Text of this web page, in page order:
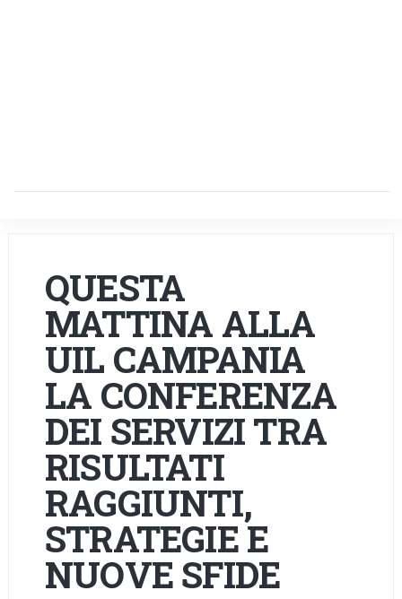
QUESTA
MATTINA ALLA
UIL CAMPANIA
LA CONFERENZA
DEI SERVIZI TRA
RISULTATI
RAGGIUNTI,
STRATEGIE E
NUOVE SFIDE